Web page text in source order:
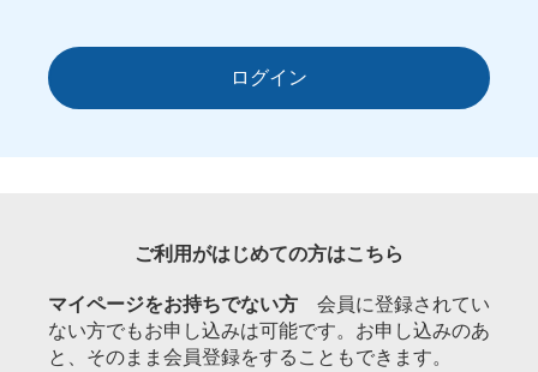
ログイン
ご利用がはじめての方はこちら
マイページをお持ちでない方 会員に登録されてい
ない方でもお申し込みは可能です。お申し込みのあ
と、そのまま会員登録をすることもできます。